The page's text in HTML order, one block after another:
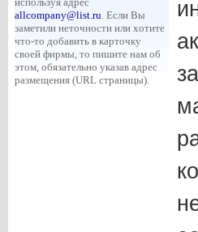
allcompany@list.ru. Если Вы
заметили неточности или хотите
что-то добавить в карточку
своей фирмы, то пишите нам об
этом, обязательно указав адрес
размещения (URL страницы).